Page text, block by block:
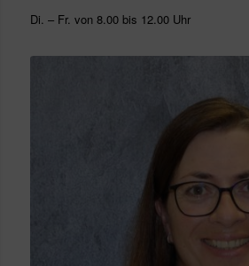
Di. – Fr. von 8.00 bis 12.00 Uhr